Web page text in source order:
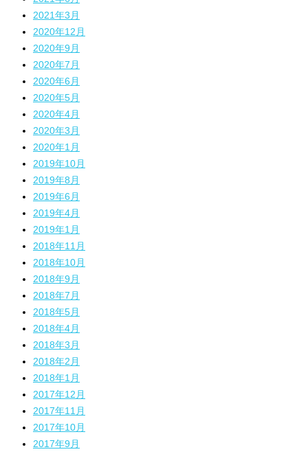
2021年3月
2020年12月
2020年9月
2020年7月
2020年6月
2020年5月
2020年4月
2020年3月
2020年1月
2019年10月
2019年8月
2019年6月
2019年4月
2019年1月
2018年11月
2018年10月
2018年9月
2018年7月
2018年5月
2018年4月
2018年3月
2018年2月
2018年1月
2017年12月
2017年11月
2017年10月
2017年9月